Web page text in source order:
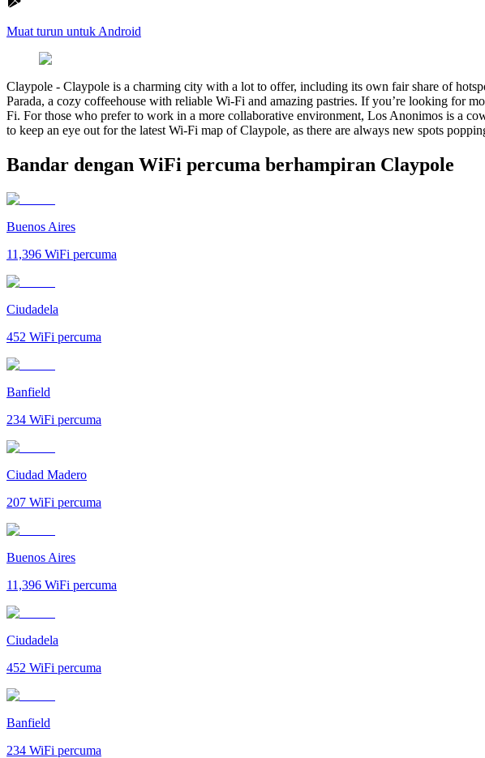
Muat turun untuk Android
Claypole - Claypole is a charming city with a lot to offer, including its own fair share of
Parada, a cozy coffeehouse with reliable Wi-Fi and amazing pastries. If you’re looking for
Fi. For those who prefer to work in a more collaborative environment, Los Anonimos is a
to keep an eye out for the latest Wi-Fi map of Claypole, as there are always new spots
Bandar dengan WiFi percuma berhampiran Claypole
Buenos Aires
11,396 WiFi percuma
Ciudadela
452 WiFi percuma
Banfield
234 WiFi percuma
Ciudad Madero
207 WiFi percuma
Buenos Aires
11,396 WiFi percuma
Ciudadela
452 WiFi percuma
Banfield
234 WiFi percuma